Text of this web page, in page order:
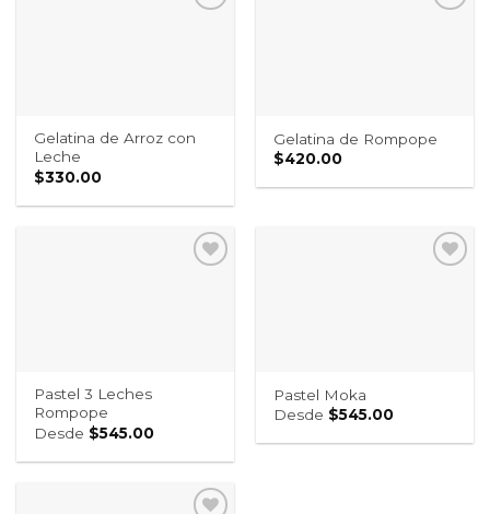
Gelatina de Arroz con
Leche
$330.00
Gelatina de Rompope
$420.00
Pastel 3 Leches
Rompope
Desde $545.00
Pastel Moka
Desde $545.00